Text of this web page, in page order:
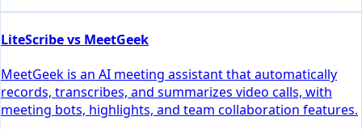
LiteScribe vs MeetGeek
MeetGeek is an AI meeting assistant that automatically
records, transcribes, and summarizes video calls, with
meeting bots, highlights, and team collaboration features.